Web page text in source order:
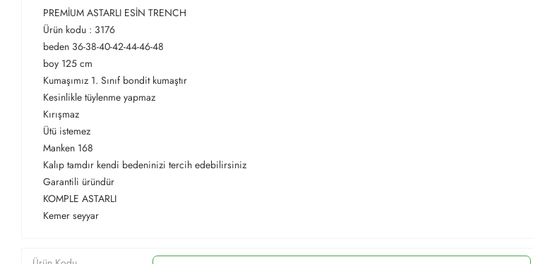
PREMİUM ASTARLI ESİN TRENCH
Ürün kodu : 3176
beden 36-38-40-42-44-46-48
boy 125 cm
Kumaşımız 1. Sınıf bondit kumaştır
Kesinlikle tüylenme yapmaz
Kırışmaz
Ütü istemez
Manken 168
Kalıp tamdır kendi bedeninizi tercih edebilirsiniz
Garantili üründür
KOMPLE ASTARLI
Kemer seyyar